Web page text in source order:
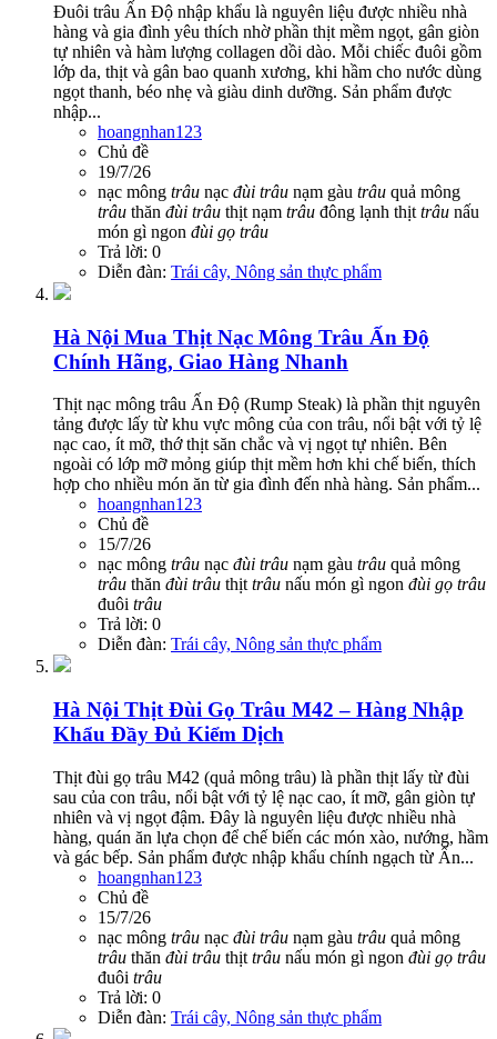
Đuôi trâu Ấn Độ nhập khẩu là nguyên liệu được nhiều nhà
hàng và gia đình yêu thích nhờ phần thịt mềm ngọt, gân giòn
tự nhiên và hàm lượng collagen dồi dào. Mỗi chiếc đuôi gồm
lớp da, thịt và gân bao quanh xương, khi hầm cho nước dùng
ngọt thanh, béo nhẹ và giàu dinh dưỡng. Sản phẩm được
nhập...
hoangnhan123
Chủ đề
19/7/26
nạc mông trâu nạc đùi trâu nạm gàu trâu quả mông
trâu thăn đùi trâu thịt nạm trâu đông lạnh thịt trâu nấu
món gì ngon đùi gọ trâu
Trả lời: 0
Diễn đàn: Trái cây, Nông sản thực phẩm
Hà Nội Mua Thịt Nạc Mông Trâu Ấn Độ
Chính Hãng, Giao Hàng Nhanh
Thịt nạc mông trâu Ấn Độ (Rump Steak) là phần thịt nguyên
tảng được lấy từ khu vực mông của con trâu, nổi bật với tỷ lệ
nạc cao, ít mỡ, thớ thịt săn chắc và vị ngọt tự nhiên. Bên
ngoài có lớp mỡ mỏng giúp thịt mềm hơn khi chế biến, thích
hợp cho nhiều món ăn từ gia đình đến nhà hàng. Sản phẩm...
hoangnhan123
Chủ đề
15/7/26
nạc mông trâu nạc đùi trâu nạm gàu trâu quả mông
trâu thăn đùi trâu thịt trâu nấu món gì ngon đùi gọ trâu
đuôi trâu
Trả lời: 0
Diễn đàn: Trái cây, Nông sản thực phẩm
Hà Nội Thịt Đùi Gọ Trâu M42 – Hàng Nhập
Khẩu Đầy Đủ Kiểm Dịch
Thịt đùi gọ trâu M42 (quả mông trâu) là phần thịt lấy từ đùi
sau của con trâu, nổi bật với tỷ lệ nạc cao, ít mỡ, gân giòn tự
nhiên và vị ngọt đậm. Đây là nguyên liệu được nhiều nhà
hàng, quán ăn lựa chọn để chế biến các món xào, nướng, hầm
và gác bếp. Sản phẩm được nhập khẩu chính ngạch từ Ấn...
hoangnhan123
Chủ đề
15/7/26
nạc mông trâu nạc đùi trâu nạm gàu trâu quả mông
trâu thăn đùi trâu thịt trâu nấu món gì ngon đùi gọ trâu
đuôi trâu
Trả lời: 0
Diễn đàn: Trái cây, Nông sản thực phẩm